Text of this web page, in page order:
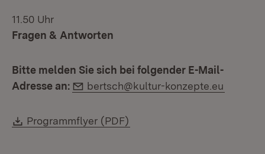
11.50 Uhr
Fragen & Antworten
Bitte melden Sie sich bei folgender E-Mail-
Adresse an:
E-Mail:
bertsch@kultur-konzepte.eu
Download:
Programmflyer (PDF)